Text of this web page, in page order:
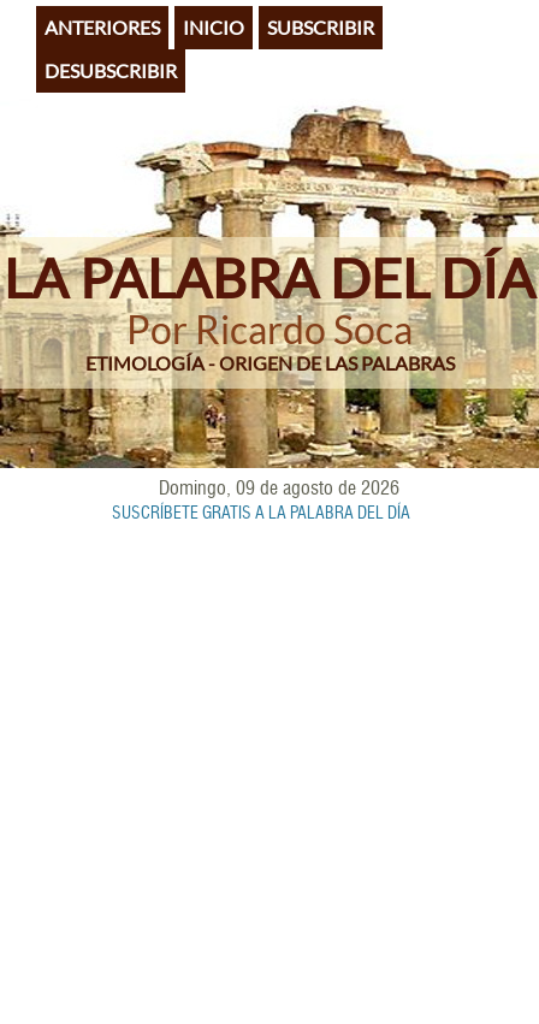
Pasar
contenido
principal
ANTERIORES INICIO
SUBSCRIBIR
DESUBSCRIBIR
LA PALABRA DEL DÍA
Por Ricardo Soca
ETIMOLOGÍA - ORIGEN DE LAS PALABRAS
Domingo, 09 de agosto de 2026
SUSCRÍBETE GRATIS A LA PALABRA DEL DÍA